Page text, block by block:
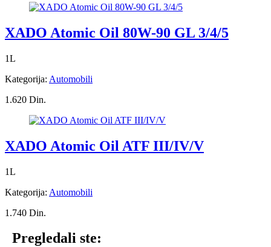
XADO Atomic Oil 80W-90 GL 3/4/5
1L
Kategorija: Automobili
1.620 Din.
XADO Atomic Oil ATF III/IV/V
1L
Kategorija: Automobili
1.740 Din.
Pregledali ste: